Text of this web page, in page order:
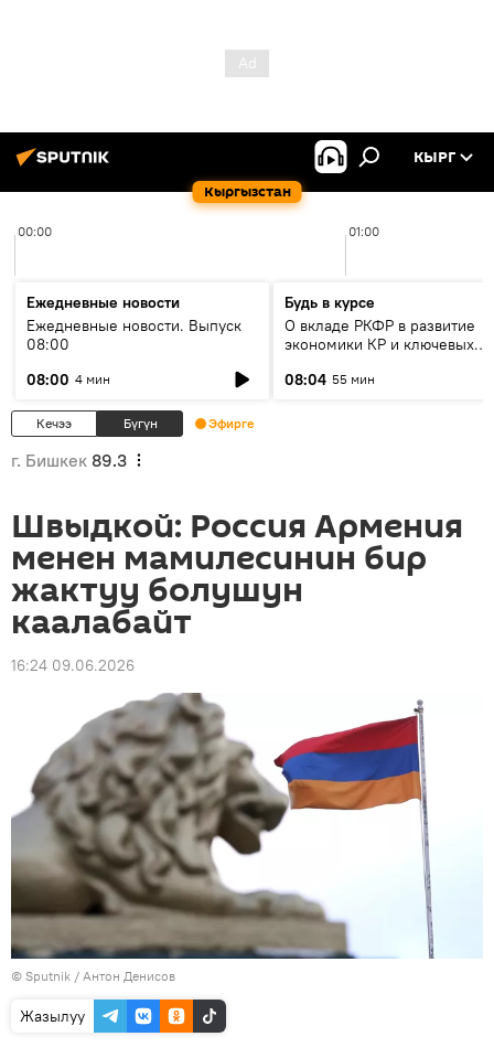
Кыргызстан
КЫРГ
00:00 01:00
Ежедневные новости
Ежедневные новости. Выпуск
08:00
08:00 4 мин
Будь в курсе
О вкладе РКФР в развитие
экономики КР и ключевых
08:04 55 мин
Кечээ Бүгүн Эфирге
г. Бишкек 89.3
Швыдкой: Россия Армения
менен мамилесинин бир
жактуу болушун
каалабайт
16:24 09.06.2026
© Sputnik / Антон Денисов
Жазылуу